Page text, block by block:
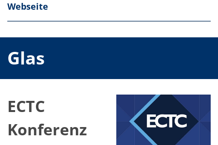
Webseite
Glas
ECTC
Konferenz